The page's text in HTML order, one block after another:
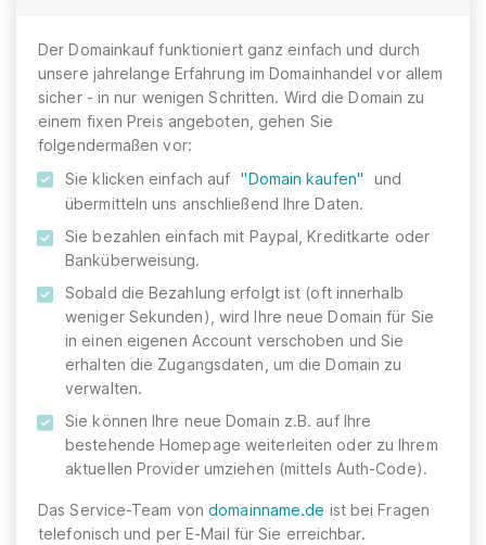
Der Domainkauf funktioniert ganz einfach und durch
unsere jahrelange Erfahrung im Domainhandel vor allem
sicher - in nur wenigen Schritten. Wird die Domain zu
einem fixen Preis angeboten, gehen Sie
folgendermaßen vor:
Sie klicken einfach auf
"Domain kaufen"
und
übermitteln uns anschließend Ihre Daten.
Sie bezahlen einfach mit Paypal, Kreditkarte oder
Banküberweisung.
Sobald die Bezahlung erfolgt ist (oft innerhalb
weniger Sekunden), wird Ihre neue Domain für Sie
in einen eigenen Account verschoben und Sie
erhalten die Zugangsdaten, um die Domain zu
verwalten.
Sie können Ihre neue Domain z.B. auf Ihre
bestehende Homepage weiterleiten oder zu Ihrem
aktuellen Provider umziehen (mittels Auth-Code).
Das Service-Team vondomainname.de ist bei Fragen
telefonisch und per E-Mail für Sie erreichbar.